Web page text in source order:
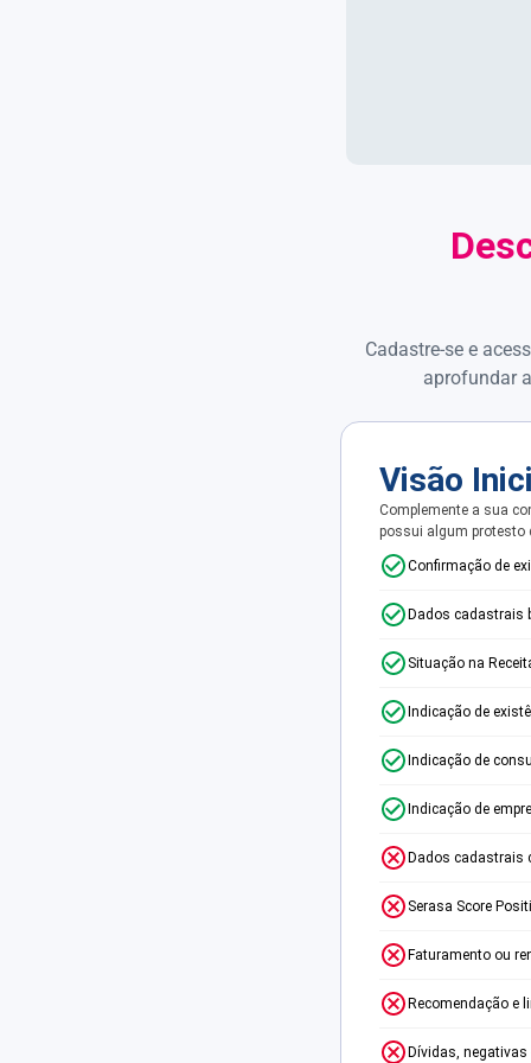
Cadastre-se e
aprofundar
Visão
Complemente a sua
possui algum protesto
Confirmação de
Dados cadastrais
Situação na
Indicação de
Indicação de
Indicação de
Dados cadastrais
Serasa Score
Faturamento ou
Recomendação e
Dívidas, negativas